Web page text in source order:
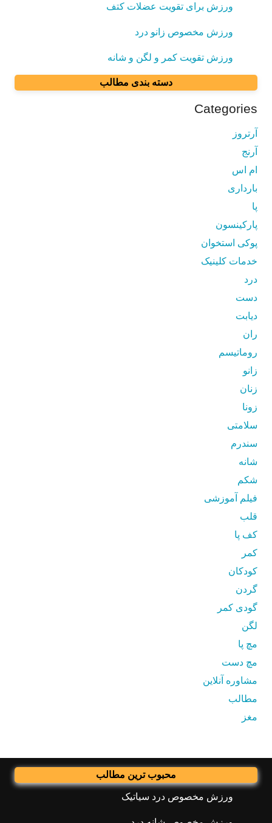
ورزش برای تقویت عضلات کتف
ورزش مخصوص زانو درد
ورزش تقویت کمر و لگن و شانه
دسته بندی مطالب
Categories
آرتروز
آرنج
ام اس
بارداری
پا
پارکینسون
پوکی استخوان
خدمات کلینیک
درد
دست
دیابت
ران
روماتیسم
زانو
زنان
زونا
سلامتی
سندرم
شانه
شکم
فیلم آموزشی
قلب
کف پا
کمر
کودکان
گردن
گودی کمر
لگن
مچ پا
مچ دست
مشاوره آنلاین
مطالب
مغز
محبوب ترین مطالب
ورزش مخصوص درد سیاتیک